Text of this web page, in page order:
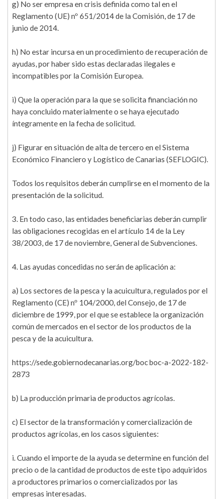
g) No ser empresa en crisis definida como tal en el
Reglamento (UE) nº 651/2014 de la Comisión, de 17 de
junio de 2014.
h) No estar incursa en un procedimiento de recuperación de
ayudas, por haber sido estas declaradas ilegales e
incompatibles por la Comisión Europea.
i) Que la operación para la que se solicita financiación no
haya concluido materialmente o se haya ejecutado
íntegramente en la fecha de solicitud.
j) Figurar en situación de alta de tercero en el Sistema
Económico Financiero y Logístico de Canarias (SEFLOGIC).
Todos los requisitos deberán cumplirse en el momento de la
presentación de la solicitud.
3. En todo caso, las entidades beneficiarias deberán cumplir
las obligaciones recogidas en el artículo 14 de la Ley
38/2003, de 17 de noviembre, General de Subvenciones.
4. Las ayudas concedidas no serán de aplicación a:
a) Los sectores de la pesca y la acuicultura, regulados por el
Reglamento (CE) nº 104/2000, del Consejo, de 17 de
diciembre de 1999, por el que se establece la organización
común de mercados en el sector de los productos de la
pesca y de la acuicultura.
https://sede.gobiernodecanarias.org/boc boc-a-2022-182-
2873
b) La producción primaria de productos agrícolas.
c) El sector de la transformación y comercialización de
productos agrícolas, en los casos siguientes:
i. Cuando el importe de la ayuda se determine en función del
precio o de la cantidad de productos de este tipo adquiridos
a productores primarios o comercializados por las
empresas interesadas.